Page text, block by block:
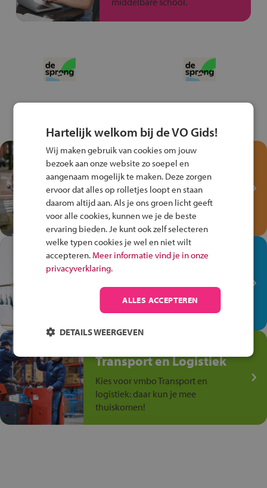
Test je kennis met het
Fiets Veilig
Verkeersspel!
Speel het Fiets Veilig Verkeersspel
en win een Cortina-fiets!
In de winkel ben je op je
plek!
Ontdek via het vmbo jouw talent
op de winkelvloer, waar elke dag
anders is!
Transport en Logistiek
Kies voor vmbo Transport en
logistiek: daar kun je mee
thuiskomen!
Hartelijk welkom bij de VO Gids!
Wij maken gebruik van cookies om jouw
bezoek aan onze website zo soepel en
aangenaam mogelijk te maken. Deze zorgen
ervoor dat alles op rolletjes loopt en staan
daarom altijd aan. Als je ons groen licht geeft
voor alle cookies, kunnen we je de beste
ervaring bieden. Je kunt ook zelf selecteren
welke typen cookies je wel en niet wilt
accepteren. Meer informatie vind je in onze
privacyverklaring.
ALLES ACCEPTEREN
DETAILS WEERGEVEN